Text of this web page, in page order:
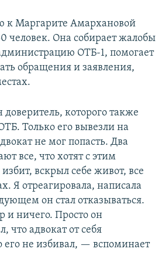
к Маргарите Амархановой
человек. Она собирает жалобы
ОТБ-1, помогает
обращения и заявления,
которого также
Только его вывезли на
не мог попасть. Два
все, что хотят с этим
вскрыл себе живот, все
Я отреагировала, написала
он стал отказываться.
и ничего. Просто он
что адвокат от себя
его не избивал, — вспоминает